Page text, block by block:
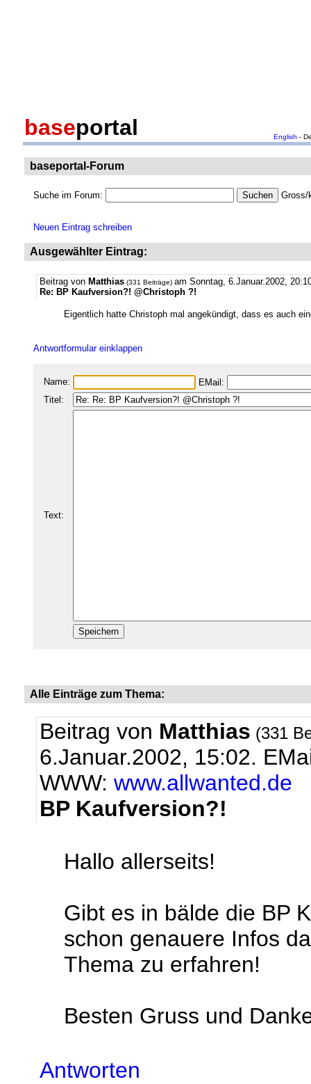
baseportal English -
baseportal-Forum
Suche im Forum: Gross/
Neuen Eintrag schreiben
Ausgewählter Eintrag:
Beitrag von Matthias (331 Beiträge) am Sonntag, 6.Januar.2002,
Re: BP Kaufversion?! @Christoph ?!
Eigentlich hatte Christoph mal angekündigt, dass es auch
Antwortformular einklappen
Name:
EMail:
Titel:
Text:
Alle Einträge zum Thema:
Beitrag von Matthias (331
6.Januar.2002, 15:02.
WWW: www.allwanted.de
BP Kaufversion?!
Hallo allerseits!
Gibt es in bälde die BP
schon genauere Infos
Thema zu erfahren!
Besten Gruss und
Antworten